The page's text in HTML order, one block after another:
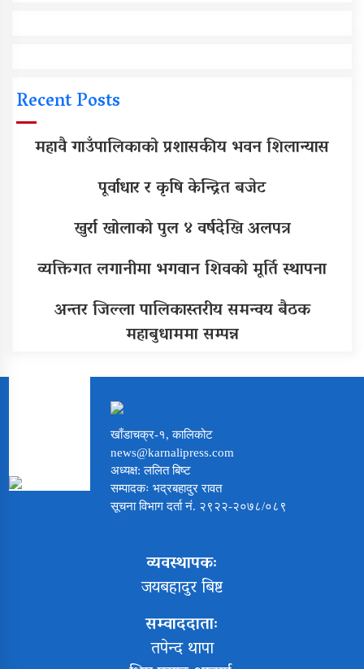
Recent Posts
महावै गाउँपालिकाको प्रशासकीय भवन शिलान्यास
पूर्वाधार र कृषि केन्द्रित बजेट
खुर्रा खोलाको पुल ४ वर्षदेखि अलपत्र
व्यक्तिगत लगानीमा भगवान शिवको मूर्ति स्थापना
अन्तर जिल्ला पालिकास्तरीय समन्वय बैठक
महाबुधाममा सम्पन्न
खाँडाचक्र-१, कालिकोट
news@karnalipress.com
अध्यक्ष: ललित बिष्ट
सम्पादकः भद्रबहादुर रावत
सूचना विभाग दर्ता नं. २९२२-२०७८/०८९
व्यवस्थापकः
जयबहादुर बिष्ट
सम्वाददाताः
तपेन्द थापा